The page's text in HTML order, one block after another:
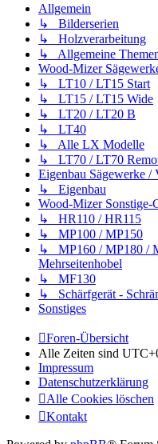
Allgemein
↳ Bilderserien
↳ Holzverarbeitung
↳ Allgemeine
Wood-Mizer
↳ LT10 / LT15 Start
↳ LT15 / LT15 Wide
↳ LT20 / LT20 B
↳ LT40
↳ Alle LX Modelle
↳ LT70 / LT70
Eigenbau Sägewerke /
↳ Eigenbau
Wood-Mizer Sonstige-
↳ HR110 / HR115
↳ MP100 / MP150
↳ MP160 / MP180 /
Mehrseitenhobel
↳ MF130
↳ Schärfgerät -
Sonstiges
Foren-Übersicht
Alle Zeiten sind
Impressum
Datenschutzerklärung
Alle Cookies löschen
Kontakt